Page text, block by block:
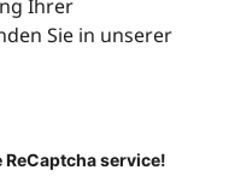
Ihrer
Sie in unserer
service!